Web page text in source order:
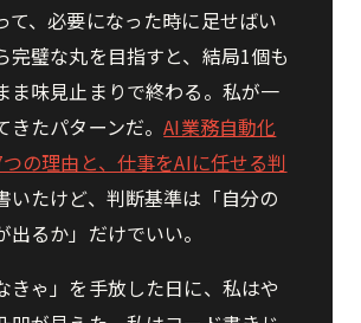
て、必要になった時に足せばい
完璧な丸を目指すと、結局1個も
ま味見止まりで終わる。私が一
きたパターンだ。AI業務自動化
の理由と、仕事をAIに任せる判
いたけど、判断基準は「自分の
出るか」だけでいい。
きゃ」を手放した日に、私はや